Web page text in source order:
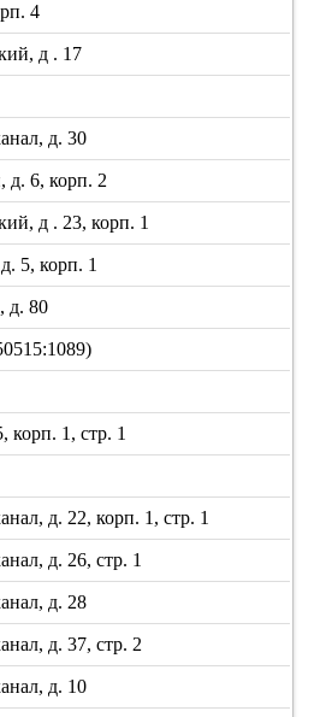
4
д . 17
д. 30
д. 6, корп. 2
д . 23, корп. 1
5, корп. 1
д. 80
корп. 1, стр. 1
д. 22, корп. 1, стр. 1
д. 26, стр. 1
д. 28
д. 37, стр. 2
д. 10